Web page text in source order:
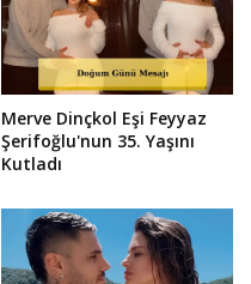
Merve Dinçkol Eşi Feyyaz
Şerifoğlu'nun 35. Yaşını
Kutladı